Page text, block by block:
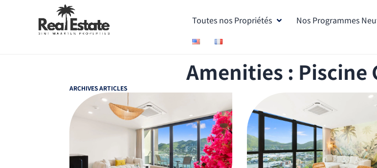
Toutes nos Propriétés Nos Programmes
Amenities : Piscine
ARCHIVES ARTICLES